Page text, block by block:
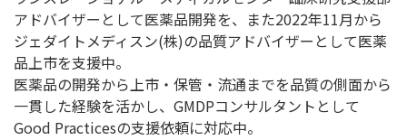
アドバイザーとして医薬品開発を、また2022年11月から
ジェダイトメディスン(株)の品質アドバイザーとして医薬
品上市を支援中。
医薬品の開発から上市・保管・流通までを品質の側面から
一貫した経験を活かし、GMDPコンサルタントとして
Good Practicesの支援依頼に対応中。